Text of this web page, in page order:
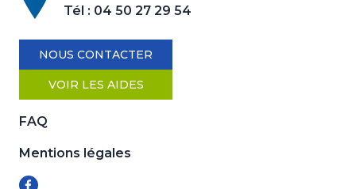
Tél : 04 50 27 29 54
NOUS CONTACTER
VOIR LES AIDES
FAQ
Mentions légales